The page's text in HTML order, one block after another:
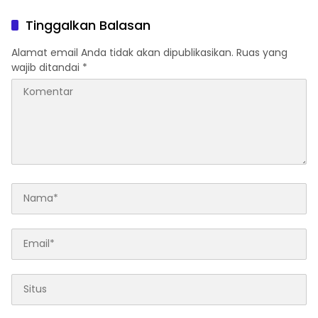
Pasaman Barat
Tinggalkan Balasan
Alamat email Anda tidak akan dipublikasikan. Ruas yang
wajib ditandai *